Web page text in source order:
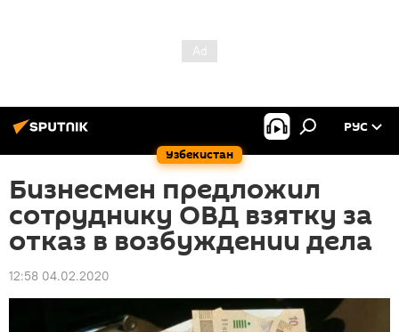
Узбекистан
РУС
Бизнесмен предложил
сотруднику ОВД взятку за
отказ в возбуждении дела
12:58 04.02.2020